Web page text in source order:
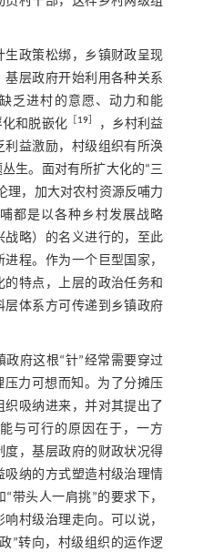
政策松绑，乡镇财政呈现
层政府开始利用各种关系
乏进村的意愿、动力和能
和脱嵌化
19
，乡村利益
益激励，村级组织有所涣
生。面对有所扩大化的“三
理，加大对农村资源反哺力
都是以各种乡村发展战略
战略）的名义进行的，至此
程。作为一个巨型国家，
特点，上层的政治任务和
层体系方可传递到乡镇政府
府这根“针”经常需要穿过
压力可想而知。为了分摊压
吸纳进来，并对其提出了
与可行的原因在于，一方
度，基层政府的财政状况得
吸纳的方式塑造村级治理情
带头人一肩挑”的要求下，
村级治理走向。可以说，
”转向，村级组织的运作逻